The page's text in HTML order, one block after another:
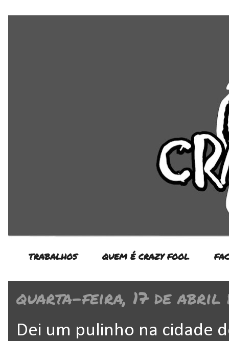
TRABALHOS QUEM É CRAZY FOOL
quarta-feira, 17 de abril
Dei um pulinho na cidade